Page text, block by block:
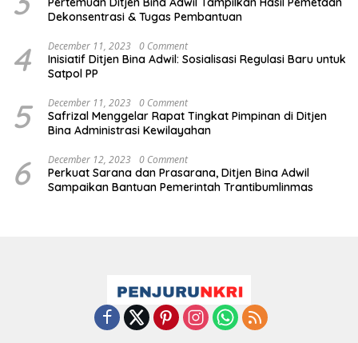
Dekonsentrasi & Tugas Pembantuan
4 December 11, 2023 0 Comment
Inisiatif Ditjen Bina Adwil: Sosialisasi Regulasi Baru untuk
Satpol PP
5 December 11, 2023 0 Comment
Safrizal Menggelar Rapat Tingkat Pimpinan di Ditjen
Bina Administrasi Kewilayahan
6 December 12, 2023 0 Comment
Perkuat Sarana dan Prasarana, Ditjen Bina Adwil
Sampaikan Bantuan Pemerintah Trantibumlinmas